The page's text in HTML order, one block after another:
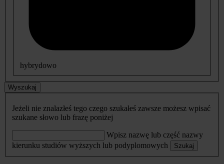
hybrydowo
Wyszukaj
Jeżeli nie znalazłeś tego czego szukałeś zawsze możesz wpisać
szukane słowo lub frazę poniżej
Wpisz nazwę lub część nazwy
kierunku studiów wyższych lub podyplomowych
Szukaj